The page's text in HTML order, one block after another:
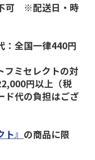
可 ※配送日・時
：全国一律440円
ミセレクトの対
円以上（税
ド代の負担はござ
』 の商品に限